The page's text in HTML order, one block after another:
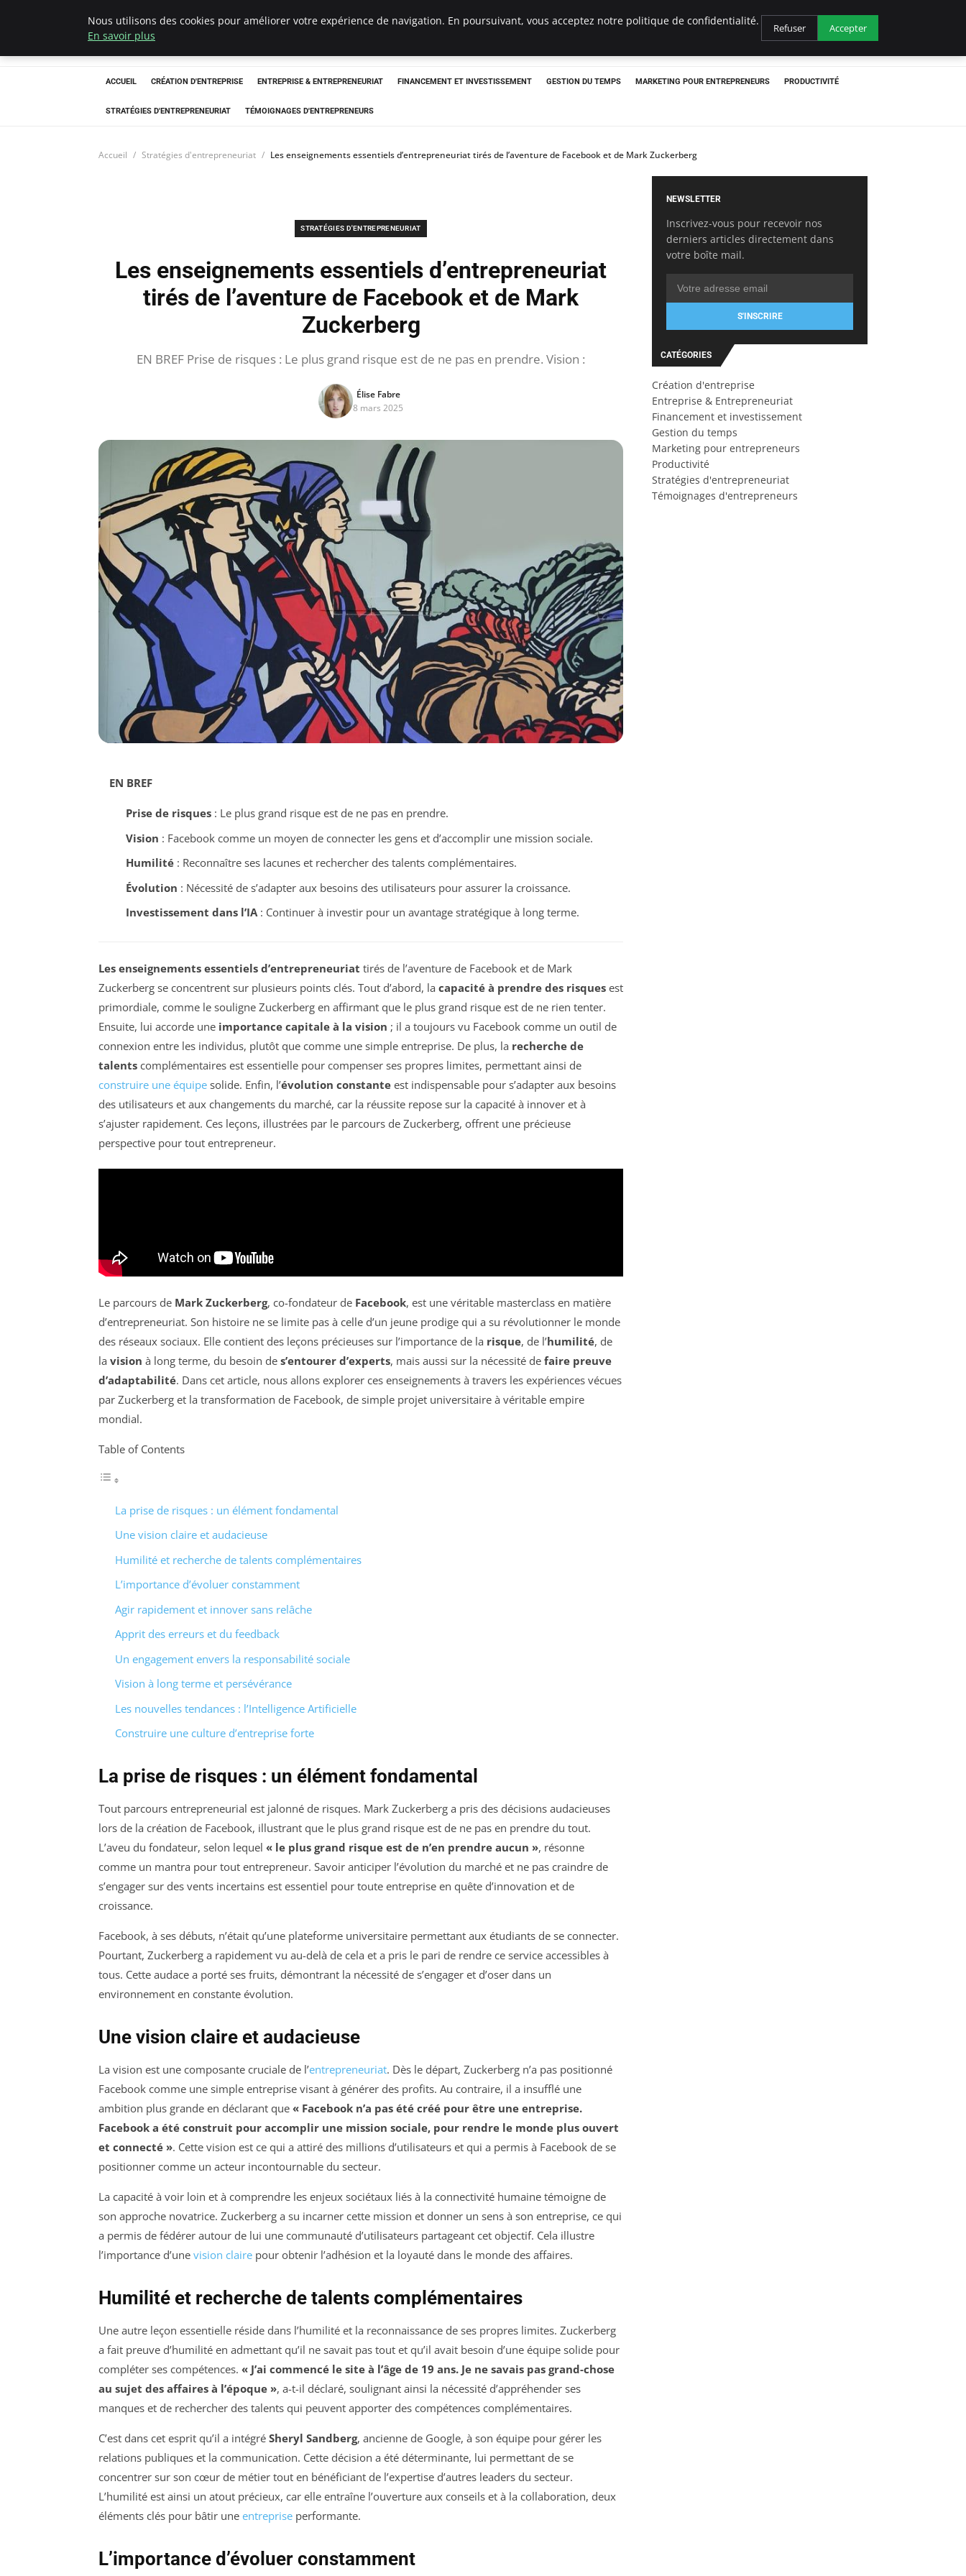
LECFCM
ACCUEIL CRÉATION D'ENTREPRISE ENTREPRISE & ENTREPRENEURIAT FINANCEMENT ET INVESTISSEMENT GESTION DU TEMPS MARKETING POUR ENTREPRENEURS PRODUCTIVITÉ
STRATÉGIES D'ENTREPRENEURIAT TÉMOIGNAGES D'ENTREPRENEURS
Accueil Stratégies d'entrepreneuriat Les enseignements essentiels d’entrepreneuriat tirés de l’aventure de Facebook et de Mark Zuckerberg
STRATÉGIES D'ENTREPRENEURIAT
Les enseignements essentiels d’entrepreneuriat
tirés de l’aventure de Facebook et de Mark
Zuckerberg
EN BREF Prise de risques : Le plus grand risque est de ne pas en prendre. Vision :
Élise Fabre
8 mars 2025
EN BREF
Prise de risques: Le plus grand risque est de ne pas en prendre.
Vision : Facebook comme un moyen de connecter les gens et d’accomplir une mission sociale.
Humilité: Reconnaître ses lacunes et rechercher des talents complémentaires.
Évolution : Nécessité de s’adapter aux besoins des utilisateurs pour assurer la croissance.
Investissement dans l’IA: Continuer à investir pour un avantage stratégique à long terme.
Les enseignements essentiels d’entrepreneuriat tirés de l’aventure de Facebook et de Mark
Zuckerberg se concentrent sur plusieurs points clés. Tout d’abord, la capacité à prendre des risques est
primordiale, comme le souligne Zuckerberg en affirmant que le plus grand risque est de ne rien tenter.
Ensuite, lui accorde une importance capitale à la vision ; il a toujours vu Facebook comme un outil de
connexion entre les individus, plutôt que comme une simple entreprise. De plus, la recherche de
talents complémentaires est essentielle pour compenser ses propres limites, permettant ainsi de
construire une équipe solide. Enfin, l’évolution constante est indispensable pour s’adapter aux besoins
des utilisateurs et aux changements du marché, car la réussite repose sur la capacité à innover et à
s’ajuster rapidement. Ces leçons, illustrées par le parcours de Zuckerberg, offrent une précieuse
perspective pour tout entrepreneur.
Le parcours de Mark Zuckerberg, co-fondateur de Facebook, est une véritable masterclass en matière
d’entrepreneuriat. Son histoire ne se limite pas à celle d’un jeune prodige qui a su révolutionner le monde
des réseaux sociaux. Elle contient des leçons précieuses sur l’importance de la risque, de l’humilité, de
la vision à long terme, du besoin de s’entourer d’experts, mais aussi sur la nécessité de faire preuve
d’adaptabilité. Dans cet article, nous allons explorer ces enseignements à travers les expériences vécues
par Zuckerberg et la transformation de Facebook, de simple projet universitaire à véritable empire
mondial.
Table of Contents
La prise de risques : un élément fondamental
Une vision claire et audacieuse
Humilité et recherche de talents complémentaires
L’importance d’évoluer constamment
Agir rapidement et innover sans relâche
Apprit des erreurs et du feedback
Un engagement envers la responsabilité sociale
Vision à long terme et persévérance
Les nouvelles tendances : l’Intelligence Artificielle
Construire une culture d’entreprise forte
La prise de risques : un élément fondamental
Tout parcours entrepreneurial est jalonné de risques. Mark Zuckerberg a pris des décisions audacieuses
lors de la création de Facebook, illustrant que le plus grand risque est de ne pas en prendre du tout.
L’aveu du fondateur, selon lequel « le plus grand risque est de n’en prendre aucun », résonne
comme un mantra pour tout entrepreneur. Savoir anticiper l’évolution du marché et ne pas craindre de
s’engager sur des vents incertains est essentiel pour toute entreprise en quête d’innovation et de
croissance.
Facebook, à ses débuts, n’était qu’une plateforme universitaire permettant aux étudiants de se connecter.
Pourtant, Zuckerberg a rapidement vu au-delà de cela et a pris le pari de rendre ce service accessibles à
tous. Cette audace a porté ses fruits, démontrant la nécessité de s’engager et d’oser dans un
environnement en constante évolution.
Une vision claire et audacieuse
La vision est une composante cruciale de l’entrepreneuriat. Dès le départ, Zuckerberg n’a pas positionné
Facebook comme une simple entreprise visant à générer des profits. Au contraire, il a insufflé une
ambition plus grande en déclarant que « Facebook n’a pas été créé pour être une entreprise.
Facebook a été construit pour accomplir une mission sociale, pour rendre le monde plus ouvert
et connecté ». Cette vision est ce qui a attiré des millions d’utilisateurs et qui a permis à Facebook de se
positionner comme un acteur incontournable du secteur.
La capacité à voir loin et à comprendre les enjeux sociétaux liés à la connectivité humaine témoigne de
son approche novatrice. Zuckerberg a su incarner cette mission et donner un sens à son entreprise, ce qui
a permis de fédérer autour de lui une communauté d’utilisateurs partageant cet objectif. Cela illustre
l’importance d’une vision claire pour obtenir l’adhésion et la loyauté dans le monde des affaires.
Humilité et recherche de talents complémentaires
Une autre leçon essentielle réside dans l’humilité et la reconnaissance de ses propres limites. Zuckerberg
a fait preuve d’humilité en admettant qu’il ne savait pas tout et qu’il avait besoin d’une équipe solide pour
compléter ses compétences. « J’ai commencé le site à l’âge de 19 ans. Je ne savais pas grand-chose
au sujet des affaires à l’époque », a-t-il déclaré, soulignant ainsi la nécessité d’appréhender ses
manques et de rechercher des talents qui peuvent apporter des compétences complémentaires.
C’est dans cet esprit qu’il a intégré Sheryl Sandberg, ancienne de Google, à son équipe pour gérer les
relations publiques et la communication. Cette décision a été déterminante, lui permettant de se
concentrer sur son cœur de métier tout en bénéficiant de l’expertise d’autres leaders du secteur.
L’humilité est ainsi un atout précieux, car elle entraîne l’ouverture aux conseils et à la collaboration, deux
éléments clés pour bâtir une entreprise performante.
L’importance d’évoluer constamment
NEWSLETTER
Inscrivez-vous pour recevoir nos
derniers articles directement dans
votre boîte mail.
S'INSCRIRE
CATÉGORIES
Création d'entreprise
Entreprise & Entrepreneuriat
Financement et investissement
Gestion du temps
Marketing pour entrepreneurs
Productivité
Stratégies d'entrepreneuriat
Témoignages d'entrepreneurs
Nous utilisons des cookies pour améliorer votre expérience de navigation. En poursuivant, vous acceptez notre politique de confidentialité.
En savoir plus
Refuser Accepter